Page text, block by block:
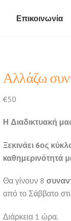
Επικοινωνία
Αλλάζω
€50
Η Διαδικτυακή
Ξεκινάει 6ος
καθημερινότητά
Θα γίνουν 8
από το Σάββατο
Διάρκεια 1 ώρα.